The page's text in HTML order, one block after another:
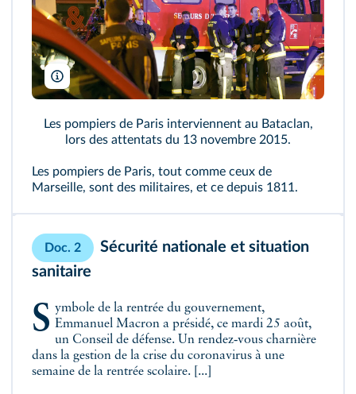
Miguel Medina/AFP
Les pompiers de Paris interviennent au Bataclan,
lors des attentats du 13 novembre 2015.
Les pompiers de Paris, tout comme ceux de
Marseille, sont des militaires, et ce depuis 1811.
Doc. 2
Sécurité nationale et situation
sanitaire
Symbole de la rentrée du gouvernement, Emmanuel Macron a présidé, ce mardi 25 août,
un Conseil de défense. Un rendez‑vous charnière
dans la gestion de la crise du coronavirus à une
semaine de la rentrée scolaire. [...]